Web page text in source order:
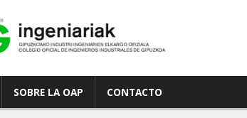
SOBRE LA OAP CONTACTO